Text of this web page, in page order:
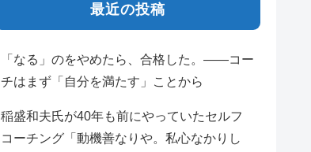
最近の投稿
「なる」のをやめたら、合格した。——コー
チはまず「自分を満たす」ことから
稲盛和夫氏が40年も前にやっていたセルフ
コーチング「動機善なりや。私心なかりし